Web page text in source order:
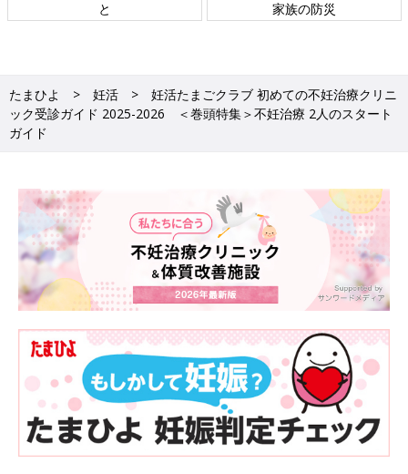
たまひよ 妊活
妊活たまごクラブ 初めての不妊治療クリニ
ック受診ガイド 2025-2026 ＜巻頭特集＞不妊治療 2人のスタート
ガイド